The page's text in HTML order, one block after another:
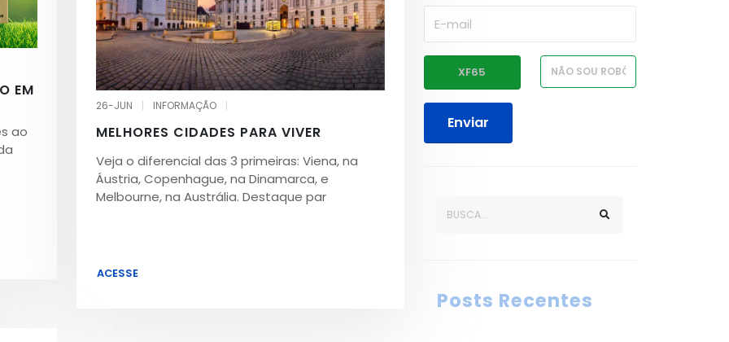
EM
ao
26-JUN INFORMAÇÃO
MELHORES CIDADES PARA VIVER
Veja o diferencial das 3 primeiras: Viena, na
Áustria, Copenhague, na Dinamarca, e
Melbourne, na Austrália. Destaque par
ACESSE
Enviar
Posts Recentes